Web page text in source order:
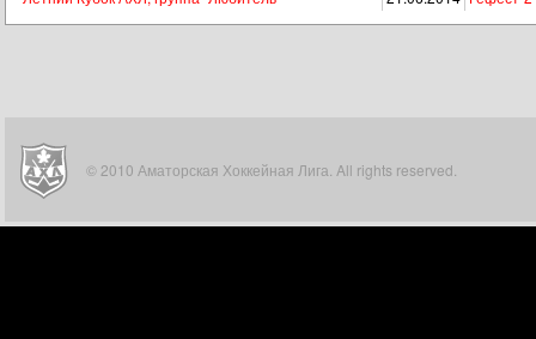
© 2010 Аматорская Хоккейная Лига. All rights reserved.